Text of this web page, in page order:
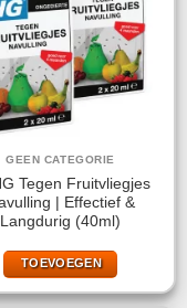
GEEN CATEGORIE
Tegen Fruitvliegjes
| Effectief &
Langdurig (40ml)
TOEVOEGEN